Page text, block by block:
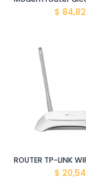
$ 84,82
$ 20,54